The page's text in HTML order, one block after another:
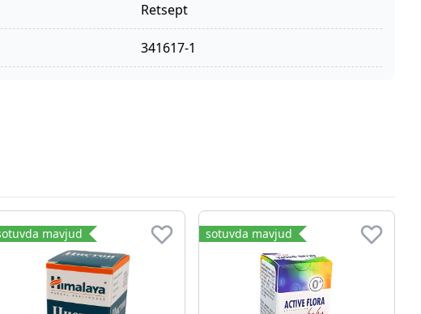
retsept
341617-1
mavjud sotuvda mavjud